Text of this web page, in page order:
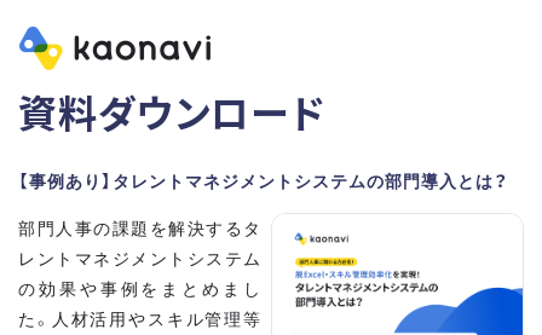
資料ダウンロード
【事例あり】タレントマネジメントシステムの部門導入とは？
部門人事の課題を解決するタ
レントマネジメントシステム
の効果や事例をまとめまし
た。人材活用やスキル管理等